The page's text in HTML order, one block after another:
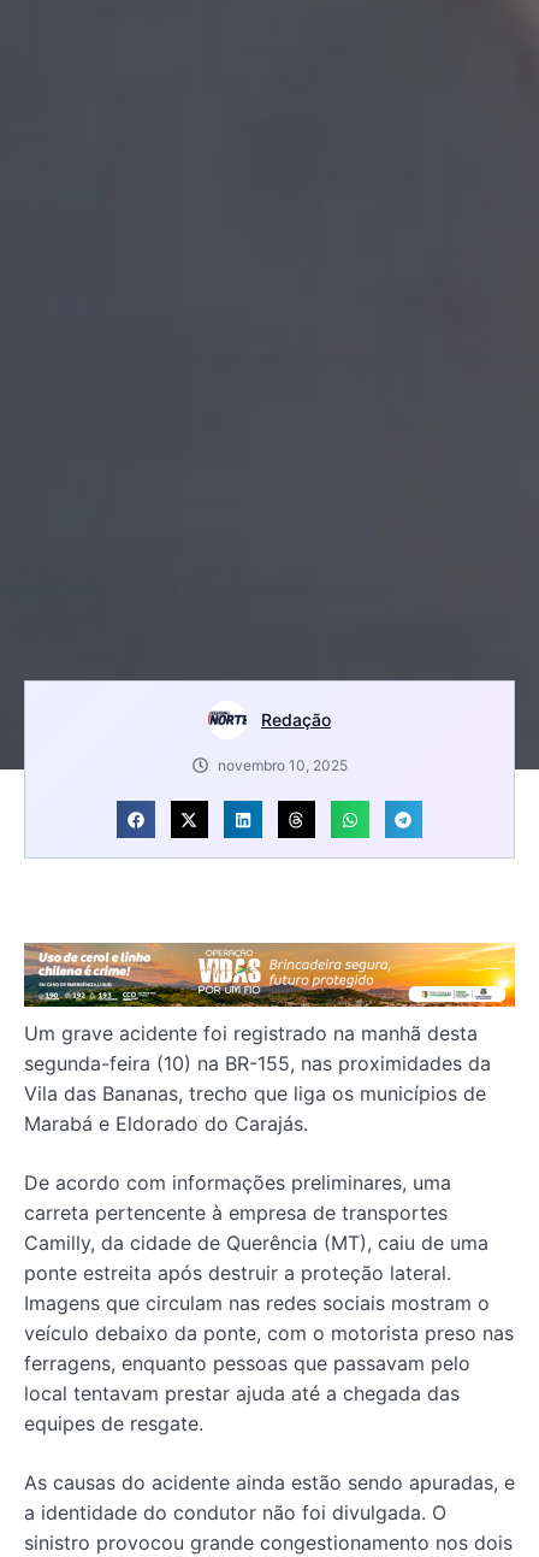
Redação
novembro 10, 2025
Um grave acidente foi registrado na manhã desta
segunda-feira (10) na BR-155, nas proximidades da
Vila das Bananas, trecho que liga os municípios de
Marabá e Eldorado do Carajás.
De acordo com informações preliminares, uma
carreta pertencente à empresa de transportes
Camilly, da cidade de Querência (MT), caiu de uma
ponte estreita após destruir a proteção lateral.
Imagens que circulam nas redes sociais mostram o
veículo debaixo da ponte, com o motorista preso nas
ferragens, enquanto pessoas que passavam pelo
local tentavam prestar ajuda até a chegada das
equipes de resgate.
As causas do acidente ainda estão sendo apuradas, e
a identidade do condutor não foi divulgada. O
sinistro provocou grande congestionamento nos dois